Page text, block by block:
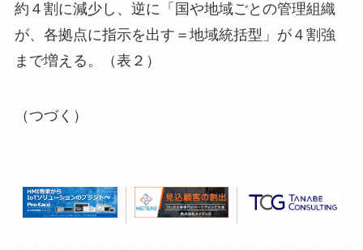
約４割に減少し、逆に「国や地域ごとの管理組織
が、各拠点に指示を出す＝地域統括型」が４割強
まで増える。（表２）
（つづく）